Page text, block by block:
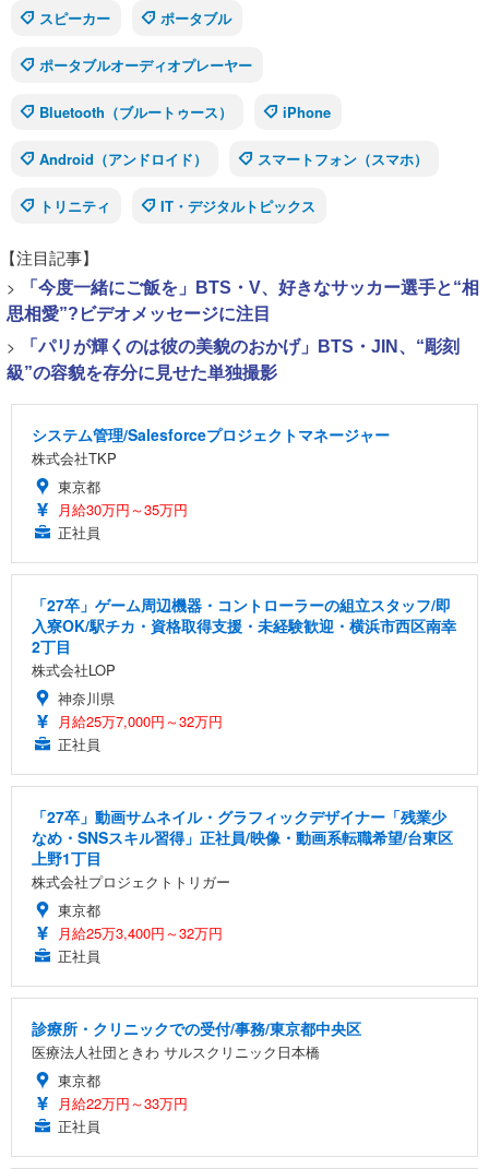
スピーカー
ポータブル
ポータブルオーディオプレーヤー
Bluetooth（ブルートゥース） iPhone
Android（アンドロイド） スマートフォン（スマホ）
トリニティ IT・デジタルトピックス
【注目記事】
>
「今度一緒にご飯を」BTS・V、好きなサッカー選手と“相
思相愛”?ビデオメッセージに注目
>
「パリが輝くのは彼の美貌のおかげ」BTS・JIN、“彫刻
級”の容貌を存分に見せた単独撮影
システム管理/Salesforceプロジェクトマネージャー
株式会社TKP
東京都
月給30万円～35万円
正社員
「27卒」ゲーム周辺機器・コントローラーの組立スタッフ/即
入寮OK/駅チカ・資格取得支援・未経験歓迎・横浜市西区南幸
2丁目
株式会社LOP
神奈川県
月給25万7,000円～32万円
正社員
「27卒」動画サムネイル・グラフィックデザイナー「残業少
なめ・SNSスキル習得」正社員/映像・動画系転職希望/台東区
上野1丁目
株式会社プロジェクトトリガー
東京都
月給25万3,400円～32万円
正社員
診療所・クリニックでの受付/事務/東京都中央区
医療法人社団ときわ サルスクリニック日本橋
東京都
月給22万円～33万円
正社員